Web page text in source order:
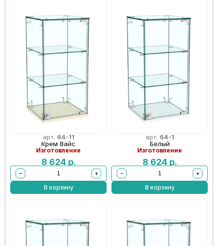
арт. 64-11
Крем Вайс
Изготовление
8 624 р.
−
+
В корзину
арт. 64-1
Белый
Изготовление
8 624 р.
−
+
В корзину